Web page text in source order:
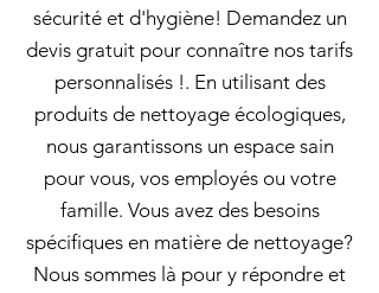
sécurité et d'hygiène! Demandez un
devis gratuit pour connaître nos tarifs
personnalisés !. En utilisant des
produits de nettoyage écologiques,
nous garantissons un espace sain
pour vous, vos employés ou votre
famille. Vous avez des besoins
spécifiques en matière de nettoyage?
Nous sommes là pour y répondre et